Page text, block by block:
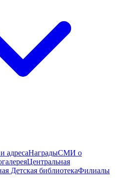
адресаНаградыСМИ о
Центральная
Детская библиотекаФилиалы